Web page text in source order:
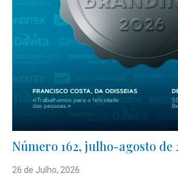
Número 162, julho-agosto de
26 de Julho, 2026